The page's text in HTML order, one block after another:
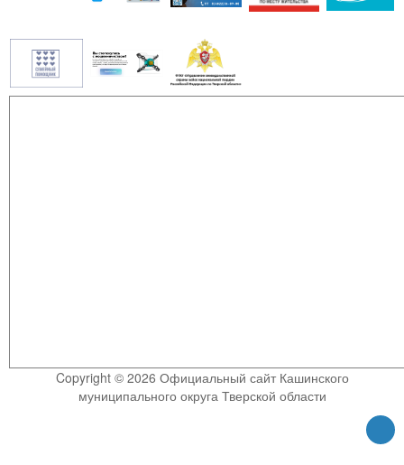
Copyright © 2026 Официальный сайт Кашинского
муниципального округа Тверской области